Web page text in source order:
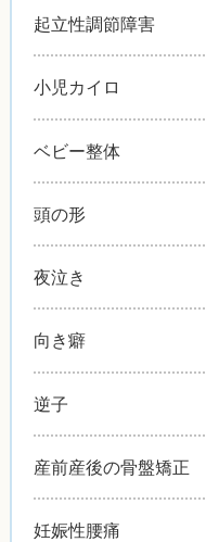
起立性調節障害
小児カイロ
ベビー整体
頭の形
夜泣き
向き癖
逆子
産前産後の骨盤矯正
妊娠性腰痛